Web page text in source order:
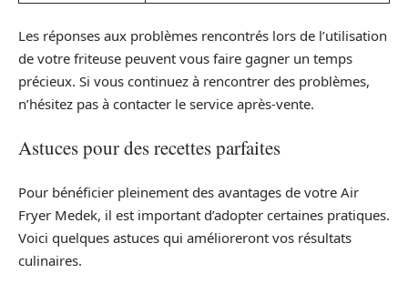
Les réponses aux problèmes rencontrés lors de l’utilisation
de votre friteuse peuvent vous faire gagner un temps
précieux. Si vous continuez à rencontrer des problèmes,
n’hésitez pas à contacter le service après-vente.
Astuces pour des recettes parfaites
Pour bénéficier pleinement des avantages de votre Air
Fryer Medek, il est important d’adopter certaines pratiques.
Voici quelques astuces qui amélioreront vos résultats
culinaires.